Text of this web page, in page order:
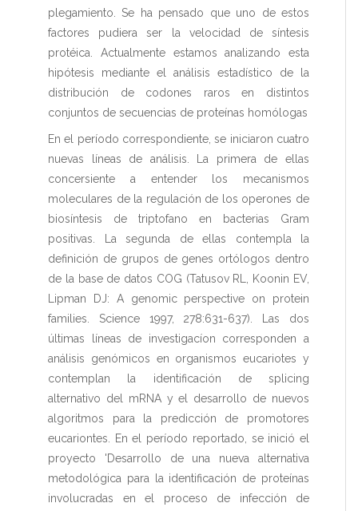
plegamiento. Se ha pensado que uno de estos
factores pudiera ser la velocidad de síntesis
protéica. Actualmente estamos analizando esta
hipótesis mediante el análisis estadístico de la
distribución de codones raros en distintos
conjuntos de secuencias de proteínas homólogas
En el período correspondiente, se iniciaron cuatro
nuevas líneas de análisis. La primera de ellas
concersiente a entender los mecanismos
moleculares de la regulación de los operones de
biosíntesis de triptofano en bacterias Gram
positivas. La segunda de ellas contempla la
definición de grupos de genes ortólogos dentro
de la base de datos COG (Tatusov RL, Koonin EV,
Lipman DJ: A genomic perspective on protein
families. Science 1997, 278:631-637). Las dos
últimas líneas de investigacíon corresponden a
análisis genómicos en organismos eucariotes y
contemplan la identificación de splicing
alternativo del mRNA y el desarrollo de nuevos
algoritmos para la predicción de promotores
eucariontes. En el período reportado, se inició el
proyecto 'Desarrollo de una nueva alternativa
metodológica para la identificación de proteínas
involucradas en el proceso de infección de